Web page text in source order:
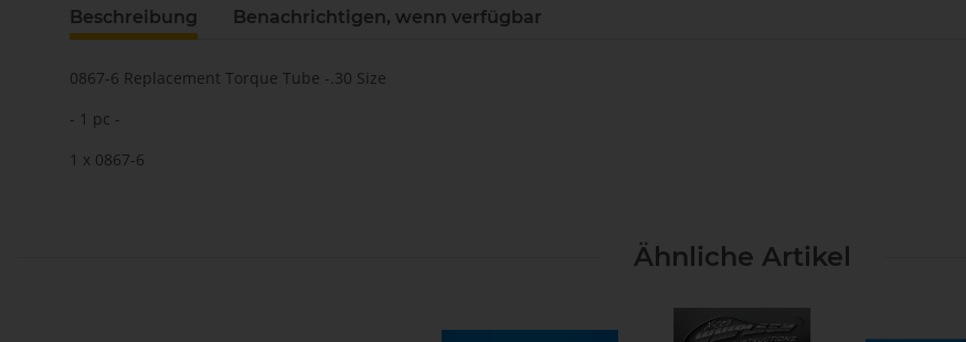
Beschreibung Benachrichtigen, wenn verfügbar
0867-6 Replacement Torque Tube -.30 Size
- 1 pc -
1 x 0867-6
Ähnliche Artikel